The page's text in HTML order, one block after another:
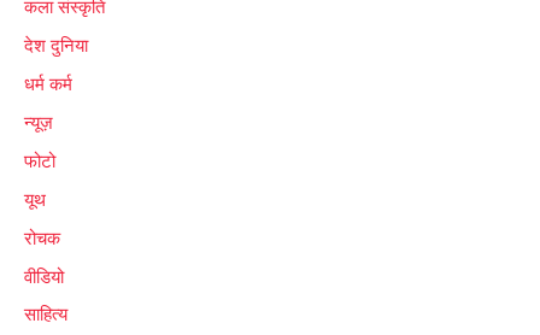
कला संस्कृति
देश दुनिया
धर्म कर्म
न्यूज़
फोटो
यूथ
रोचक
वीडियो
साहित्य